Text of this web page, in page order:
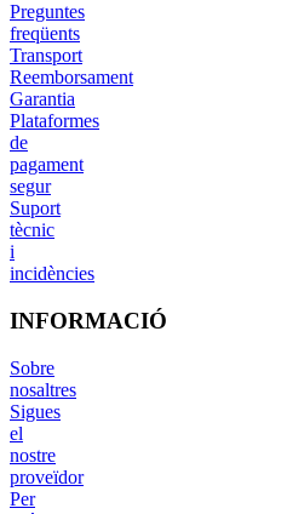
Preguntes
freqüents
Transport
Reemborsament
Garantia
Plataformes
de
pagament
segur
Suport
tècnic
i
incidències
INFORMACIÓ
Sobre
nosaltres
Sigues
el
nostre
proveïdor
Per